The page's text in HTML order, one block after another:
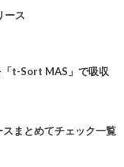
ース
「t-Sort MAS」で吸収
スまとめてチェック一覧